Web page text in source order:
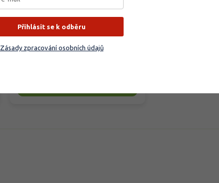
Špičkové organické granulované
hnojivo určené pro venkovní okrasné
Přihlásit se k odběru
Zásady zpracování osobních údajů